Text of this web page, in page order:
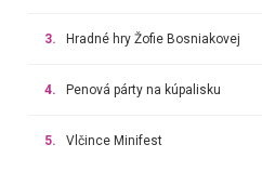
3. Hradné hry Žofie Bosniakovej
4. Penová párty na kúpalisku
5. Vlčince Minifest